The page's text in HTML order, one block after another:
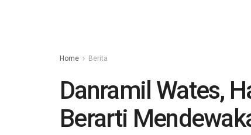
Home Berita
Danramil Wates,
Berarti